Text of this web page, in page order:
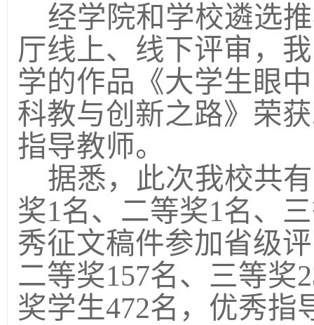
经学院和学校遴选
厅线上、线下评审，
学的作品《大学生眼
科教与创新之路》荣
指导教师。
据悉，此次我校共有
奖1名、二等奖1名、
秀征文稿件参加省级
二等奖157名、三等奖
奖学生472名，优秀指